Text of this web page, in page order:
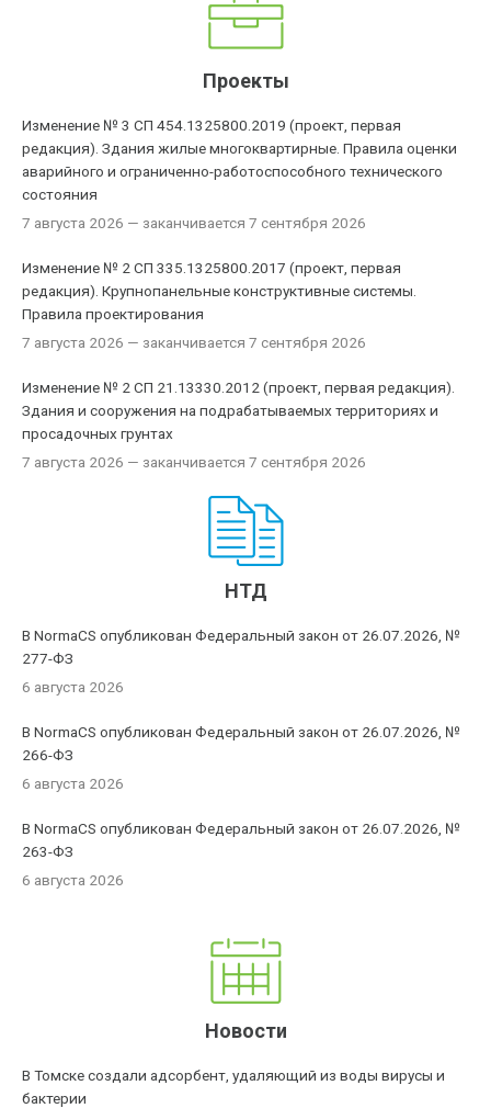
Проекты
Изменение № 3 СП 454.1325800.2019 (проект, первая
редакция). Здания жилые многоквартирные. Правила оценки
аварийного и ограниченно-работоспособного технического
состояния
7 августа 2026 — заканчивается 7 сентября 2026
Изменение № 2 СП 335.1325800.2017 (проект, первая
редакция). Крупнопанельные конструктивные системы.
Правила проектирования
7 августа 2026 — заканчивается 7 сентября 2026
Изменение № 2 СП 21.13330.2012 (проект, первая редакция).
Здания и сооружения на подрабатываемых территориях и
просадочных грунтах
7 августа 2026 — заканчивается 7 сентября 2026
НТД
В NormaCS опубликован Федеральный закон от 26.07.2026, №
277-ФЗ
6 августа 2026
В NormaCS опубликован Федеральный закон от 26.07.2026, №
266-ФЗ
6 августа 2026
В NormaCS опубликован Федеральный закон от 26.07.2026, №
263-ФЗ
6 августа 2026
Новости
В Томске создали адсорбент, удаляющий из воды вирусы и
бактерии